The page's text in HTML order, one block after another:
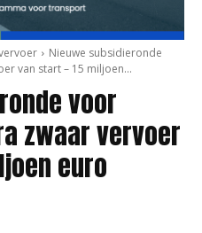
Nieuwe subsidieronde
van start – 15 miljoen...
voor
zwaar vervoer
euro